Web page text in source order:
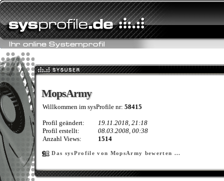
MopsArmy
MopsArmy
Willkommen im sysProfile nr: 58415
Profil geändert:
19.11.2018, 21:18
Profil erstellt:
08.03.2008, 00:38
Anzahl Views:
1514
Das sysProfile von MopsArmy bewerten ...